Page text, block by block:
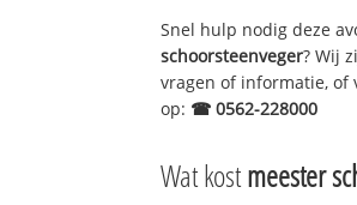
Snel hulp nodig deze
schoorsteenveger? Wij
vragen of informatie, of
op: ☎ 0562-228000
Wat kostmeester